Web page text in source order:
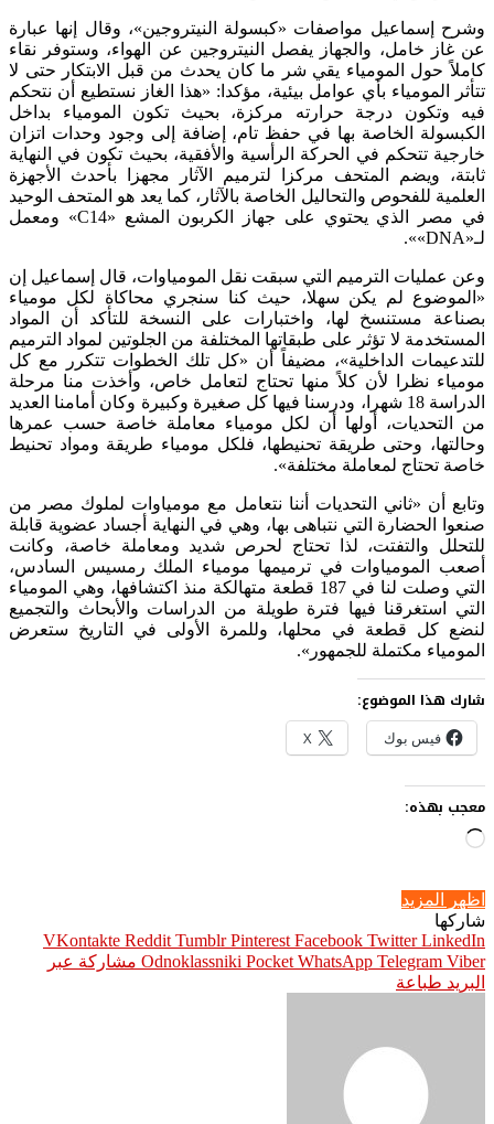
وشرح إسماعيل مواصفات «كبسولة النيتروجين»، وقال إنها عبارة
عن غاز خامل، والجهاز يفصل النيتروجين عن الهواء، وستوفر نقاء
كاملاً حول المومياء يقي شر ما كان يحدث من قبل الابتكار حتى لا
تتأثر المومياء بأي عوامل بيئية، مؤكدا: «هذا الغاز نستطيع أن نتحكم
فيه وتكون درجة حرارته مركزة، بحيث تكون المومياء بداخل
الكبسولة الخاصة بها في حفظ تام، إضافة إلى وجود وحدات اتزان
خارجية تتحكم في الحركة الرأسية والأفقية، بحيث تكون في النهاية
ثابتة، ويضم المتحف مركزا لترميم الآثار مجهزا بأحدث الأجهزة
العلمية للفحوص والتحاليل الخاصة بالآثار، كما يعد هو المتحف الوحيد
في مصر الذي يحتوي على جهاز الكربون المشع «C14» ومعمل
لـ«DNA»».
وعن عمليات الترميم التي سبقت نقل المومياوات، قال إسماعيل إن
«الموضوع لم يكن سهلا، حيث كنا سنجري محاكاة لكل مومياء
بصناعة مستنسخ لها، واختبارات على النسخة للتأكد أن المواد
المستخدمة لا تؤثر على طبقاتها المختلفة من الجلوتين لمواد الترميم
للتدعيمات الداخلية»، مضيفاً أن «كل تلك الخطوات تتكرر مع كل
مومياء نظرا لأن كلاً منها تحتاج لتعامل خاص، وأخذت منا مرحلة
الدراسة 18 شهرا، ودرسنا فيها كل صغيرة وكبيرة وكان أمامنا العديد
من التحديات، أولها أن لكل مومياء معاملة خاصة حسب عمرها
وحالتها، وحتى طريقة تحنيطها، فلكل مومياء طريقة ومواد تحنيط
خاصة تحتاج لمعاملة مختلفة».
وتابع أن «ثاني التحديات أننا نتعامل مع مومياوات لملوك مصر من
صنعوا الحضارة التي نتباهى بها، وهي في النهاية أجساد عضوية قابلة
للتحلل والتفتت، لذا تحتاج لحرص شديد ومعاملة خاصة، وكانت
أصعب المومياوات في ترميمها مومياء الملك رمسيس السادس،
التي وصلت لنا في 187 قطعة متهالكة منذ اكتشافها، وهي المومياء
التي استغرقنا فيها فترة طويلة من الدراسات والأبحاث والتجميع
لنضع كل قطعة في محلها، وللمرة الأولى في التاريخ ستعرض
المومياء مكتملة للجمهور».
شارك هذا الموضوع:
فيس بوك X
معجب بهذه:
جاري
اظهر المزيد
شاركها
Facebook Twitter LinkedIn
Pinterest
Odnoklassniki Pocket WhatsApp Telegram Viber
مشاركة عبر
البريد طباعة